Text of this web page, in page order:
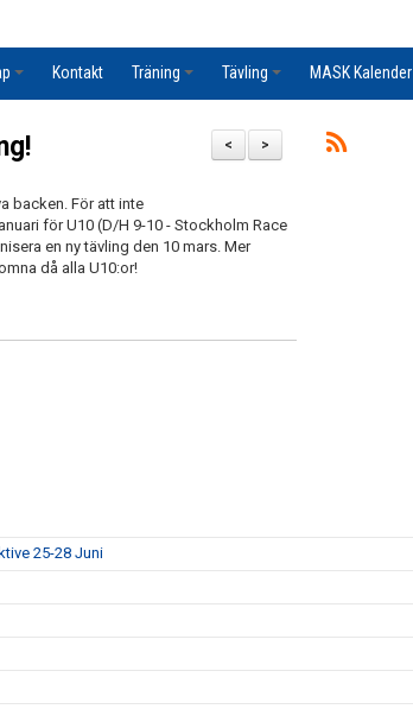
Kontakt Träning Tävling MASK Kalender
>
<
backen. För att inte
för U10 (D/H 9-10 - Stockholm Race
en ny tävling den 10 mars. Mer
då alla U10:or!
25-28 Juni